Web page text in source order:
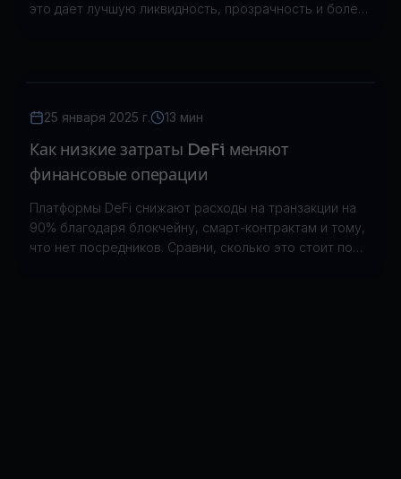
это дает лучшую ликвидность, прозрачность и более
25 января 2025 г. 13 мин
Как низкие затраты DeFi меняют
финансовые операции
Платформы DeFi снижают расходы на транзакции на
90% благодаря блокчейну, смарт-контрактам и тому,
что нет посредников. Сравни, сколько это стоит по